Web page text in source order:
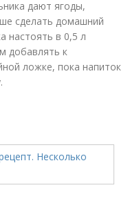
дают ягоды,
сделать домашний
настоять в 0,5 л
добавлять к
ложке, пока напиток